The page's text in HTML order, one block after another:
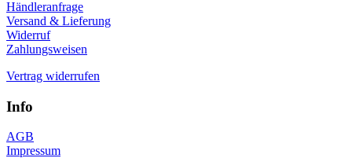
Händleranfrage
Versand & Lieferung
Widerruf
Zahlungsweisen
Vertrag widerrufen
Info
AGB
Impressum